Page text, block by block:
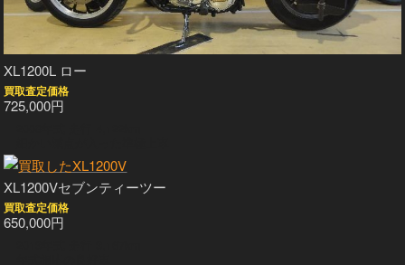
XL1200L ロー
買取査定価格
725,000円
XL1200Vセブンティーツー
買取査定価格
650,000円